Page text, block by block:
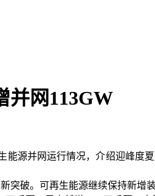
并网113GW
源并网运行情况，介绍迎峰度
突破。可再生能源继续保持新